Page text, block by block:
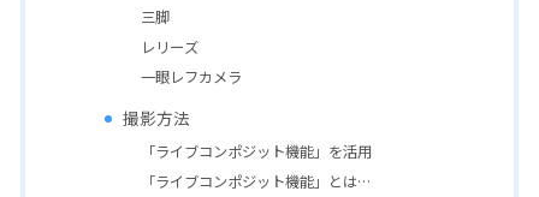
三脚
レリーズ
一眼レフカメラ
撮影方法
「ライブコンポジット機能」を活用
「ライブコンポジット機能」とは…